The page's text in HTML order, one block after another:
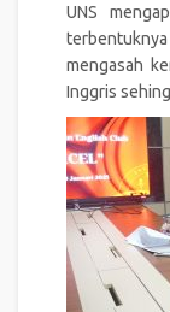
UNS
mengasah
Inggris